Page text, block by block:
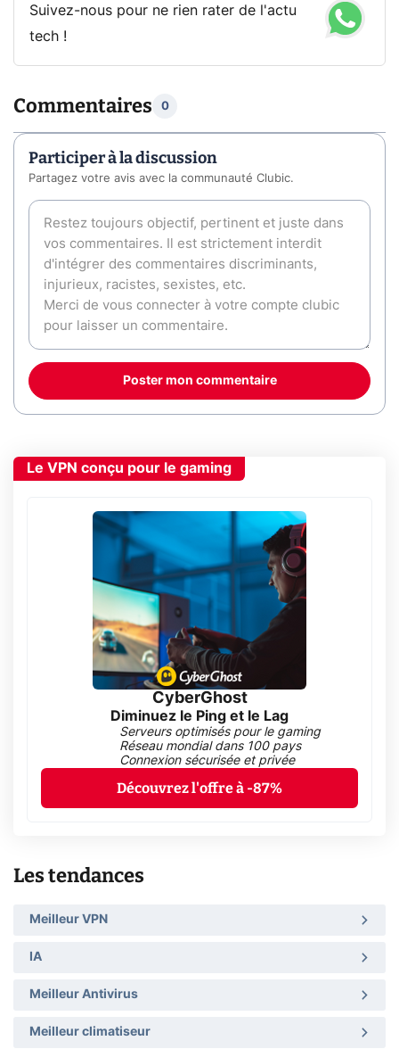
Suivez-nous pour ne rien rater de l'actu
tech !
Commentaires 0
Participer à la discussion
Partagez votre avis avec la communauté Clubic.
Poster mon commentaire
Le VPN conçu pour le gaming
CyberGhost
Diminuez le Ping et le Lag
Serveurs optimisés pour le gaming
Réseau mondial dans 100 pays
Connexion sécurisée et privée
Découvrez l'offre à -87%
Les tendances
Meilleur VPN
IA
Meilleur Antivirus
Meilleur climatiseur